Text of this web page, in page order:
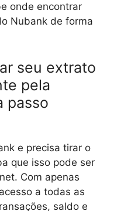
onde encontrar
Nubank de forma
seu extrato
pela
passo
e precisa tirar o
que isso pode ser
Com apenas
a todas as
saldo e